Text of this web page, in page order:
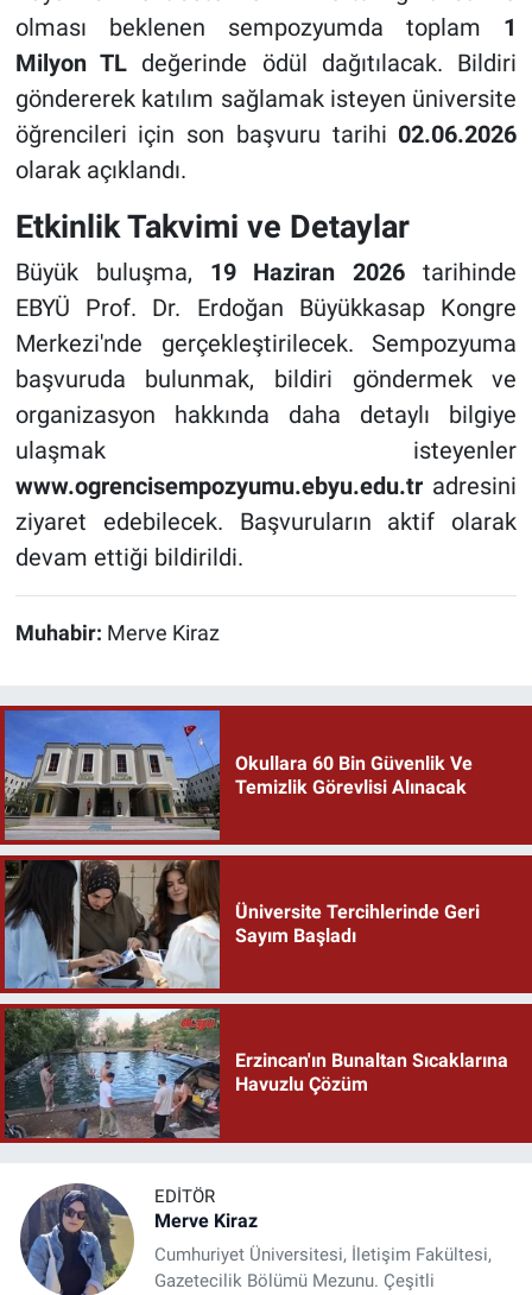
olması beklenen sempozyumda toplam 1
Milyon TL değerinde ödül dağıtılacak. Bildiri
göndererek katılım sağlamak isteyen üniversite
öğrencileri için son başvuru tarihi 02.06.2026
olarak açıklandı.
Etkinlik Takvimi ve Detaylar
Büyük buluşma, 19 Haziran 2026 tarihinde
EBYÜ Prof. Dr. Erdoğan Büyükkasap Kongre
Merkezi'nde gerçekleştirilecek. Sempozyuma
başvuruda bulunmak, bildiri göndermek ve
organizasyon hakkında daha detaylı bilgiye
ulaşmak isteyenler
www.ogrencisempozyumu.ebyu.edu.tradresini
ziyaret edebilecek. Başvuruların aktif olarak
devam ettiği bildirildi.
Muhabir: Merve Kiraz
Okullara 60 Bin Güvenlik Ve
Temizlik Görevlisi Alınacak
Üniversite Tercihlerinde Geri
Sayım Başladı
Erzincan'ın Bunaltan Sıcaklarına
Havuzlu Çözüm
EDITÖR
Merve Kiraz
Cumhuriyet Üniversitesi, İletişim Fakültesi,
Gazetecilik Bölümü Mezunu. Çeşitli